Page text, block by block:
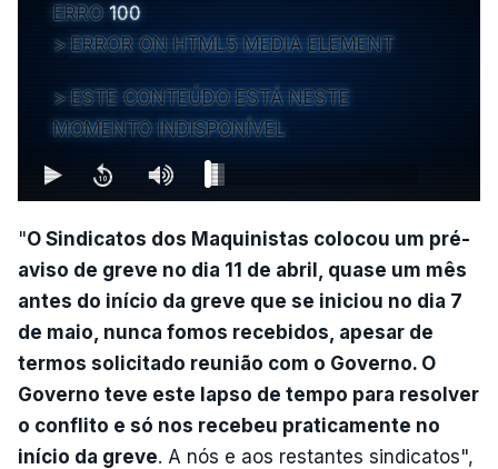
ERRO 100
ERROR ON HTML5 MEDIA ELEMENT
ESTE CONTEÚDO ESTÁ NESTE
MOMENTO INDISPONÍVEL
"O Sindicatos dos Maquinistas colocou um pré-
aviso de greve no dia 11 de abril, quase um mês
antes do início da greve que se iniciou no dia 7
de maio, nunca fomos recebidos, apesar de
termos solicitado reunião com o Governo. O
Governo teve este lapso de tempo para resolver
o conflito e só nos recebeu praticamente no
início da greve. A nós e aos restantes sindicatos",